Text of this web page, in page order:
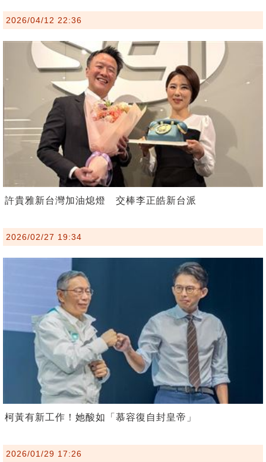
2026/04/12 22:36
許貴雅新台灣加油熄燈 交棒李正皓新台派
2026/02/27 19:34
柯黃有新工作！她酸如「慕容復自封皇帝」
2026/01/29 17:26